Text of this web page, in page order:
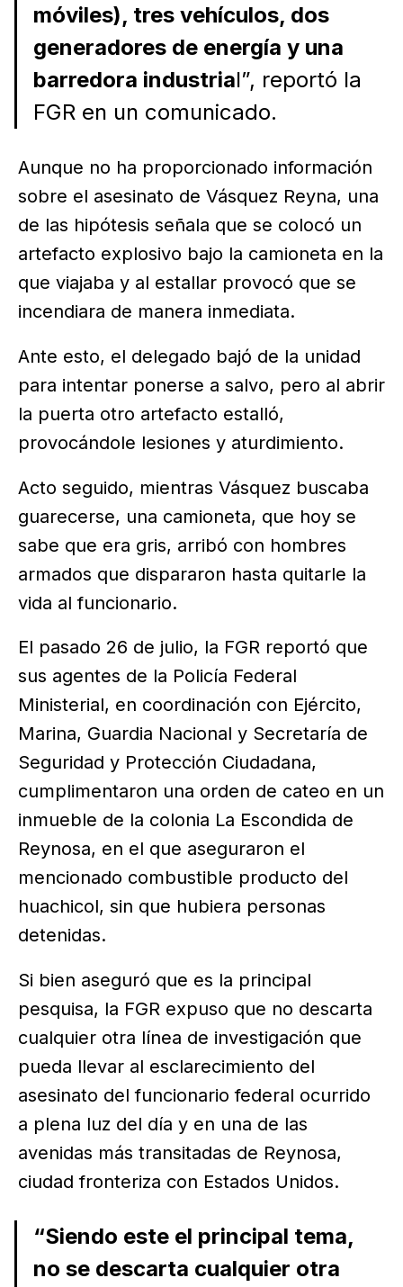
móviles), tres vehículos, dos
generadores de energía y una
barredora industrial”, reportó la
FGR en un comunicado.
Aunque no ha proporcionado información
sobre el asesinato de Vásquez Reyna, una
de las hipótesis señala que se colocó un
artefacto explosivo bajo la camioneta en la
que viajaba y al estallar provocó que se
incendiara de manera inmediata.
Ante esto, el delegado bajó de la unidad
para intentar ponerse a salvo, pero al abrir
la puerta otro artefacto estalló,
provocándole lesiones y aturdimiento.
Acto seguido, mientras Vásquez buscaba
guarecerse, una camioneta, que hoy se
sabe que era gris, arribó con hombres
armados que dispararon hasta quitarle la
vida al funcionario.
El pasado 26 de julio, la FGR reportó que
sus agentes de la Policía Federal
Ministerial, en coordinación con Ejército,
Marina, Guardia Nacional y Secretaría de
Seguridad y Protección Ciudadana,
cumplimentaron una orden de cateo en un
inmueble de la colonia La Escondida de
Reynosa, en el que aseguraron el
mencionado combustible producto del
huachicol, sin que hubiera personas
detenidas.
Si bien aseguró que es la principal
pesquisa, la FGR expuso que no descarta
cualquier otra línea de investigación que
pueda llevar al esclarecimiento del
asesinato del funcionario federal ocurrido
a plena luz del día y en una de las
avenidas más transitadas de Reynosa,
ciudad fronteriza con Estados Unidos.
“Siendo este el principal tema,
no se descarta cualquier otra